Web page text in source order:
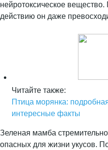
нейротоксическое
действию он даже
Читайте также:
Птица морянка:
интересные факты
Зеленая мамба
опасных для жизни укусов.